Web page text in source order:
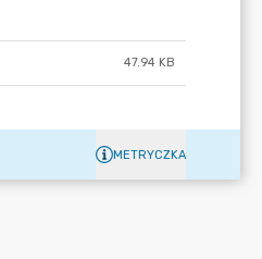
47.94 KB
METRYCZKA